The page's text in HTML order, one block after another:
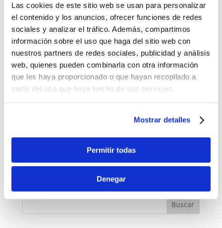
Las cookies de este sitio web se usan para personalizar
el contenido y los anuncios, ofrecer funciones de redes
sociales y analizar el tráfico. Además, compartimos
información sobre el uso que haga del sitio web con
nuestros partners de redes sociales, publicidad y análisis
web, quienes pueden combinarla con otra información
que les haya proporcionado o que hayan recopilado a
partir del uso que haya hecho de sus servicios.
Mostrar detalles
Permitir todas
Denegar
¿Cómo provocar el cambio en una
organización?
Mario Peniche | Gestión del cambio
Cuando iniciamos un proceso de cambio
en una organización buscamos cambiar
comportamientos que limitan o impiden
se cumplan. ¿Por dónde empezar a
provocar el cambio en una organización?
Los antecedentes...
Entradas siguientes »